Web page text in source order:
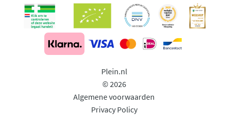
Plein.nl
© 2026
Algemene voorwaarden
Privacy Policy